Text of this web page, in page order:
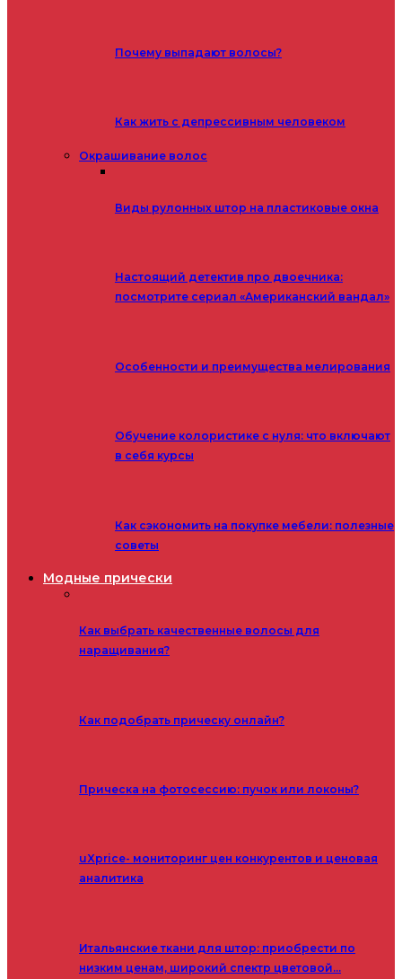
Почему выпадают волосы?
Как жить с депрессивным человеком
Окрашивание волос
Виды рулонных штор на пластиковые окна
Настоящий детектив про двоечника:
посмотрите сериал «Американский вандал»
Особенности и преимущества мелирования
Обучение колористике с нуля: что включают
в себя курсы
Как сэкономить на покупке мебели: полезные
советы
Модные прически
Как выбрать качественные волосы для
наращивания?
Как подобрать прическу онлайн?
Прическа на фотосессию: пучок или локоны?
uXprice- мониторинг цен конкурентов и ценовая
аналитика
Итальянские ткани для штор: приобрести по
низким ценам, широкий спектр цветовой…